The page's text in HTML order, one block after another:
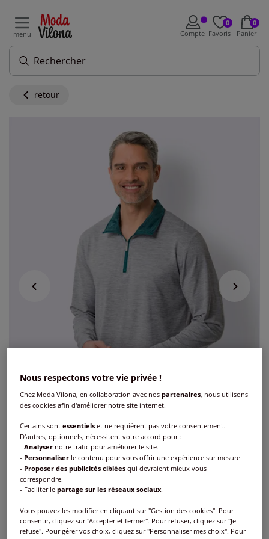
menu Compte
0
Favoris
0
Panier
retour
T-shirt à manches longues matière facile
à entretenir
Réf : 267.740.006
Nous respectons votre vie privée !
Chez Moda Vilona, en collaboration avec nospartenaires, nous utilisons
des cookies afin d'améliorer notre site internet.
Certains sontessentiels et ne requièrent pas votre consentement.
D'autres, optionnels, nécessitent votre accord pour :
-Analyser notre trafic pour améliorer le site.
- Personnaliser le contenu pour vous offrir une expérience sur mesure.
- Proposer des publicités ciblées qui devraient mieux vous
correspondre.
- Faciliter lepartage sur les réseaux sociaux.
Vous pouvez les modifier en cliquant sur "Gestion des cookies". Pour
consentir, cliquez sur "Accepter et fermer". Pour refuser, cliquez sur "Je
refuse". Pour gérer vos choix, cliquez sur "Personnaliser mes choix". Pour